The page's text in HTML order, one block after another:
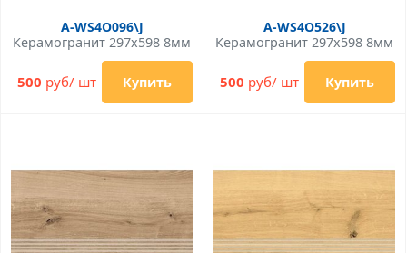
A-WS4O096\J
Керамогранит 297x598 8мм
500 руб/ шт Купить
A-WS4O526\J
Керамогранит 297x598 8мм
500 руб/ шт Купить